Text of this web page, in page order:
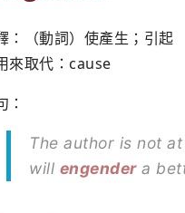
：（動詞）使產生；引起
來取代：cause
：
The author is not
will engendera